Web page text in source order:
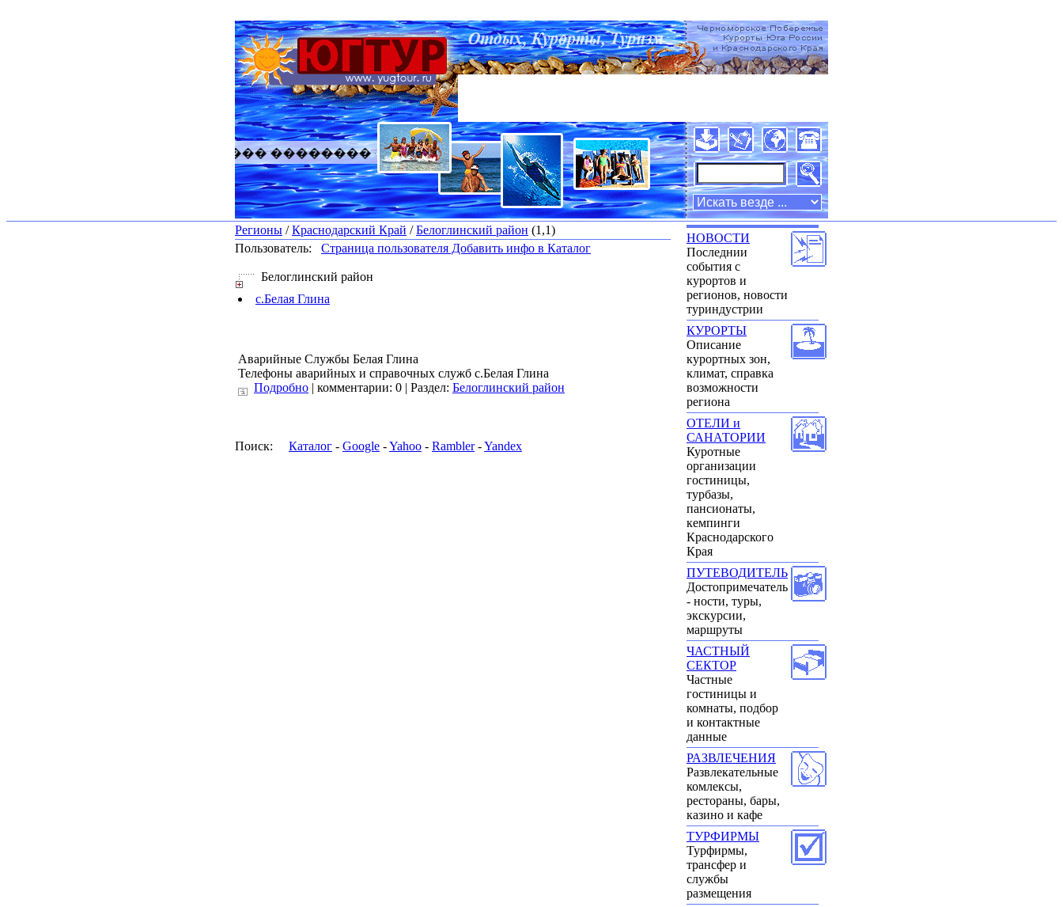
������� �������� ������� ������� ����� ��� ����������� �������� [05 Mar 2009]
Регионы /Краснодарский Край /Белоглинский район (1,1)
Пользователь:
Страница пользователя Добавить инфо в Каталог
Белоглинский район
с.Белая Глина
Аварийные Службы Белая Глина
Телефоны аварийных и справочных служб с.Белая Глина
Подробно | комментарии: 0 | Раздел: Белоглинский район
Поиск: Каталог - Google -Yahoo - Rambler-Yandex
НОВОСТИ
Последнии
события с
курортов и
регионов, новости
туриндустрии
КУРОРТЫ
Описание
курортных зон,
климат, справка
возможности
региона
ОТЕЛИ и
САНАТОРИИ
Куротные
организации
гостиницы,
турбазы,
пансионаты,
кемпинги
Краснодарского
Края
ПУТЕВОДИТЕЛЬ
Достопримечатель
- ности, туры,
экскурсии,
маршруты
ЧАСТНЫЙ
СЕКТОР
Частные
гостиницы и
комнаты, подбор
и контактные
данные
РАЗВЛЕЧЕНИЯ
Развлекательные
комлексы,
рестораны, бары,
казино и кафе
ТУРФИРМЫ
Турфирмы,
трансфер и
службы
размещения